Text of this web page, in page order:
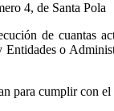
4, de Santa Pola
de cuantas
o
para cumplir con